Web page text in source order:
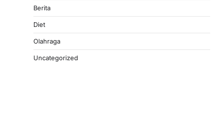
Berita
Diet
Olahraga
Uncategorized